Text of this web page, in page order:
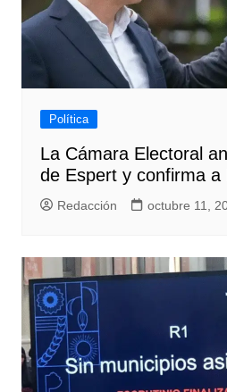
Política
La Cámara Electoral
de Espert y confirma a
Redacción octubre 11,